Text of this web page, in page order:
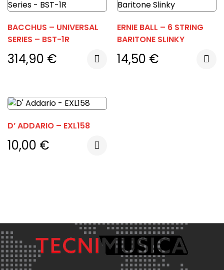
BACCHUS – UNIVERSAL
SERIES – BST-1R
314,90 €
ERNIE BALL – 6 STRING
BARITONE SLINKY
14,50 €
D’ ADDARIO – EXL158
10,00 €